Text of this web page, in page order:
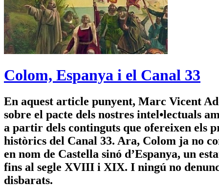
Colom, Espanya i el Canal 33
En aquest article punyent, Marc Vicent
sobre el pacte dels nostres intel•lectuals
a partir dels continguts que ofereixen els
històrics del Canal 33. Ara, Colom ja no
en nom de Castella sinó d’Espanya, un
fins al segle XVIII i XIX. I ningú no
disbarats.